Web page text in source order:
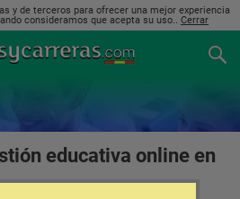
y de terceros para ofrecer una mejor experiencia
consideramos que acepta su uso.. Cerrar
educativa online en